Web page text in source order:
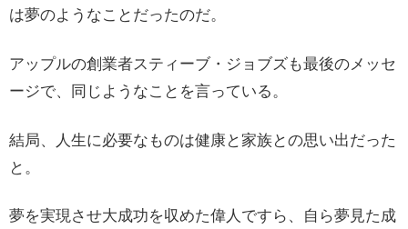
は夢のようなことだったのだ。
アップルの創業者スティーブ・ジョブズも最後のメッセ
ージで、同じようなことを言っている。
結局、人生に必要なものは健康と家族との思い出だった
と。
夢を実現させ大成功を収めた偉人ですら、自ら夢見た成